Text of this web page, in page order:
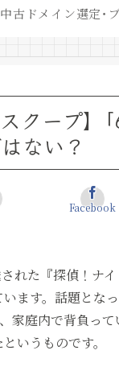
スクープ
ない？
Facebook
れた『探偵！ナ
ます。話題とな
家庭内で背負っ
いうものです。